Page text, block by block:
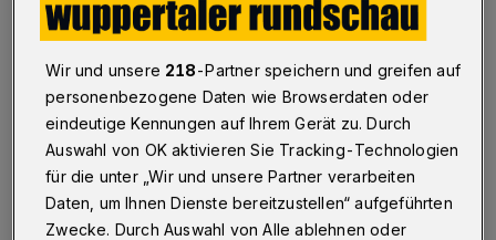
Wuppertal·Die Vollversammlung der Bergischen
eine Resolution beschlossen, in der sie eine
„verlässliche Politik für die Gastronomie“ fordert.
30.11.2023 , 17:06 Uhr Eine Minute Lesezeit
Wir und unsere 218-Partner speichern und greifen auf
personenbezogene Daten wie Browserdaten oder
eindeutige Kennungen auf Ihrem Gerät zu. Durch
Auswahl von OK aktivieren Sie Tracking-Technologien
für die unter „Wir und unsere Partner verarbeiten
Daten, um Ihnen Dienste bereitzustellen“ aufgeführten
Zwecke. Durch Auswahl von Alle ablehnen oder